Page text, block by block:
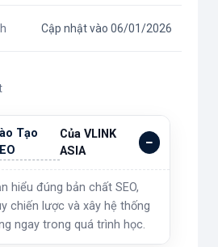
Cập nhật vào 06/01/2026
Tạo
Của VLINK
ASIA
hiểu đúng bản chất SEO,
chiến lược và xây hệ thống
ngay trong quá trình học.